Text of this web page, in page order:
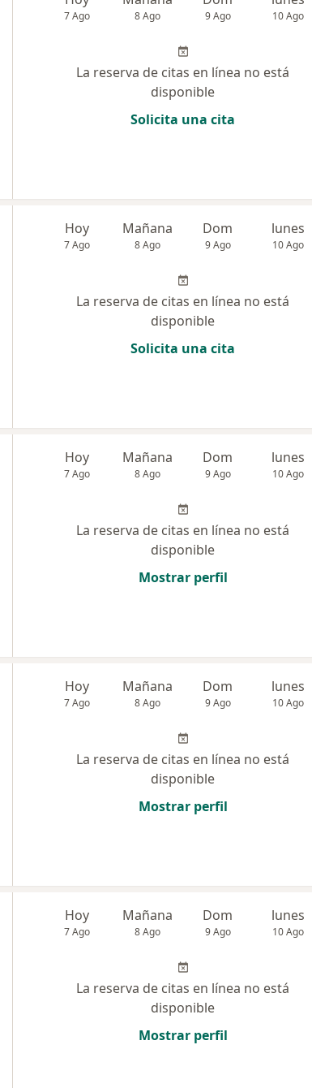
7 Ago 8 Ago 9 Ago 10 Ago
La reserva de citas en línea no está
disponible
Solicita una cita
Hoy
7 Ago
Mañana
8 Ago
Dom
9 Ago
lunes
10 Ago
La reserva de citas en línea no está
disponible
Solicita una cita
Hoy
7 Ago
Mañana
8 Ago
Dom
9 Ago
lunes
10 Ago
La reserva de citas en línea no está
disponible
Mostrar perfil
Hoy
7 Ago
Mañana
8 Ago
Dom
9 Ago
lunes
10 Ago
La reserva de citas en línea no está
disponible
Mostrar perfil
Hoy
7 Ago
Mañana
8 Ago
Dom
9 Ago
lunes
10 Ago
La reserva de citas en línea no está
disponible
Mostrar perfil